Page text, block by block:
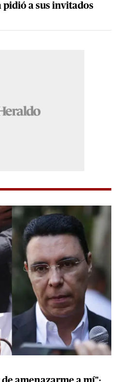
pidió a sus invitados